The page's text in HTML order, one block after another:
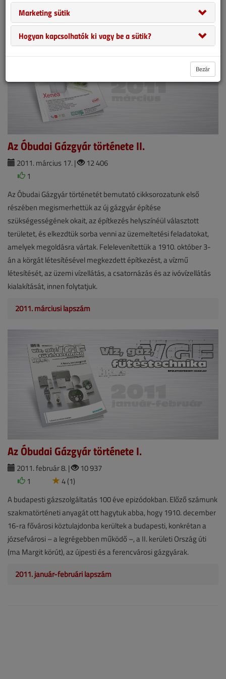
2011. áprilisi lapszám
Az Óbudai Gázgyár története II.
2011. március 17. |
12 406
1
Az Óbudai Gázgyár történetét bemutató cikksorozatunk első
részében megismerhettük az új gázgyár építése
szükségességének okait, az építkezés helyszínéül választott
területet, és elkezdtük sorba venni az üzemeltetési feladatokat,
amelyek megoldásra vártak. Felelevenítettük a 1910. október 3-
án a körgát létesítésével megkezdett építkezést, a vízmű
létesítését, az üzemi vízellátás, a csatornázás és az ivóvízellátás
kialakítását, innen folytatjuk.
2011. márciusi lapszám
Az Óbudai Gázgyár története I.
2011. február 8. |
10 937
1
4 (1)
A budapesti gázszolgáltatás 100 éve epizódokban. Előző számunk
szakmatörténeti anyagát ott hagytuk abba, hogy 1910. december
16-ra fővárosi köztulajdonba kerültek a budapesti, konkrétan a
józsefvárosi – a legrégebben működő –, a II. kerületi Ország úti
(ma Margit körút), az újpesti és a ferencvárosi gázgyárak.
2011. január-februári lapszám
Marketing sütik
Hogyan kapcsolhatók ki vagy be a sütik?
Bezár